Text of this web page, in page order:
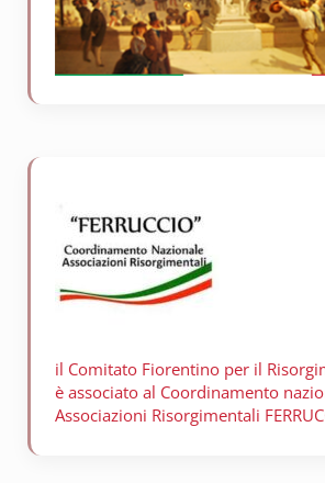
il Comitato Fiorentino per il
è associato al Coordinamento
Associazioni Risorgimentali